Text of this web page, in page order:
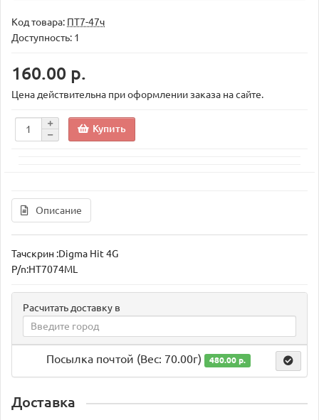
Код товара: ПТ7-47ч
Доступность: 1
160.00 р.
Цена действительна при оформлении заказа на сайте.
Купить
Описание
Тачскрин :Digma Hit 4G
P/n:HT7074ML
Расчитать доставку в
Посылка почтой (Вес: 70.00г) 480.00 р.
Доставка